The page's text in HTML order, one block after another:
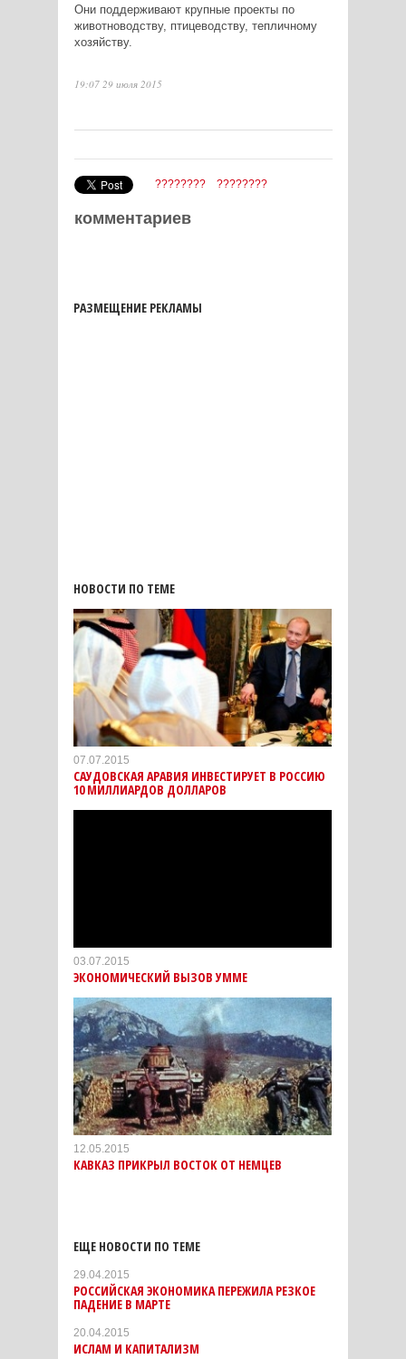
Они поддерживают крупные проекты по
животноводству, птицеводству, тепличному
хозяйству.
19:07 29 июля 2015
???????? ????????
комментариев
РАЗМЕЩЕНИЕ РЕКЛАМЫ
НОВОСТИ ПО ТЕМЕ
07.07.2015
САУДОВСКАЯ АРАВИЯ ИНВЕСТИРУЕТ В РОССИЮ
10 МИЛЛИАРДОВ ДОЛЛАРОВ
03.07.2015
ЭКОНОМИЧЕСКИЙ ВЫЗОВ УММЕ
12.05.2015
КАВКАЗ ПРИКРЫЛ ВОСТОК ОТ НЕМЦЕВ
ЕЩЕ НОВОСТИ ПО ТЕМЕ
29.04.2015
РОССИЙСКАЯ ЭКОНОМИКА ПЕРЕЖИЛА РЕЗКОЕ
ПАДЕНИЕ В МАРТЕ
20.04.2015
ИСЛАМ И КАПИТАЛИЗМ